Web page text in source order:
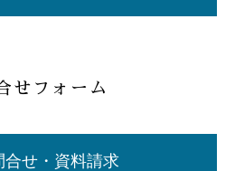
せフォーム
合せ・資料請求